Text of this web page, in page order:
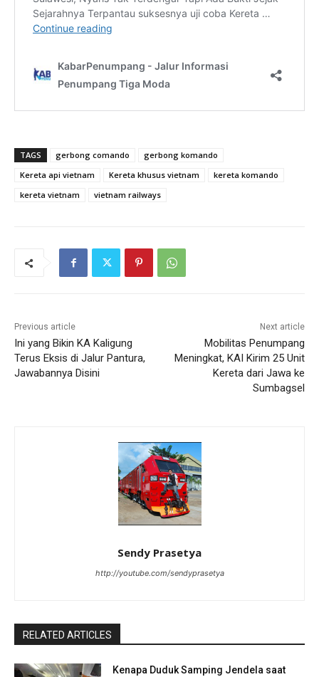
TAGS gerbong comando
gerbong komando
Kereta api vietnam
Kereta khusus vietnam
kereta komando
kereta vietnam
vietnam railways
Previous article
Ini yang Bikin KA Kaligung
Terus Eksis di Jalur Pantura,
Jawabannya Disini
Next article
Mobilitas Penumpang
Meningkat, KAI Kirim 25 Unit
Kereta dari Jawa ke
Sumbagsel
Sendy Prasetya
http://youtube.com/sendyprasetya
RELATED ARTICLES
Kenapa Duduk Samping Jendela saat